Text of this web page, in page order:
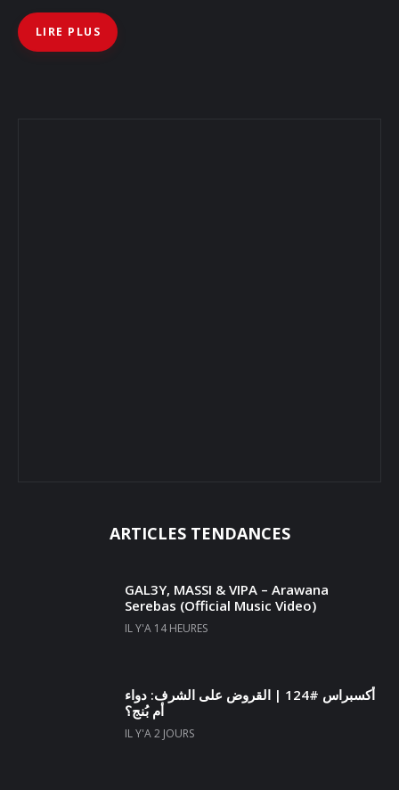
LIRE PLUS
ARTICLES TENDANCES
GAL3Y, MASSI & VIPA – Arawana
Serebas (Official Music Video)
IL Y'A 14 HEURES
أكسبراس #124 | القروض على الشرف: دواء
أم بُنج؟
IL Y'A 2 JOURS